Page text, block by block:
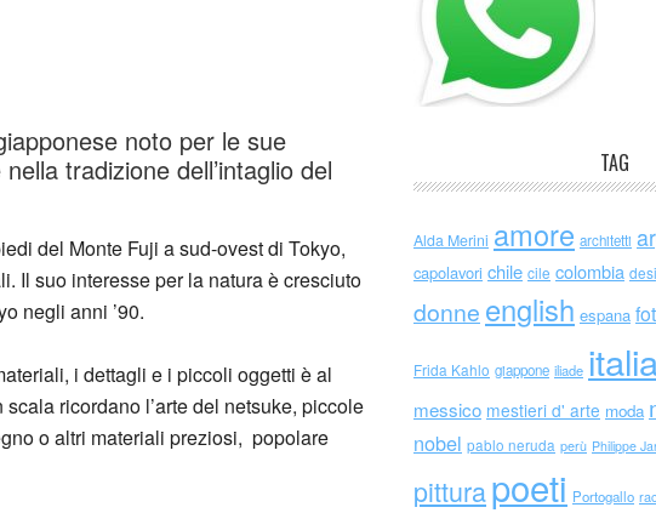
noto per le sue
tradizione dell’intaglio del
del Monte Fuji a sud-ovest di Tokyo,
Il suo interesse per la natura è cresciuto
negli anni ’90.
i dettagli e i piccoli oggetti è al
ricordano l’arte del netsuke, piccole
o altri materiali preziosi, popolare
TAG
Alda Merini amore architetti
capolavori chile cile colombia
donne english espana
Frida Kahlo giappone iliade
messico mestieri d' arte moda
nobel pablo neruda perù Philippe
pitturapoeti Portogallo